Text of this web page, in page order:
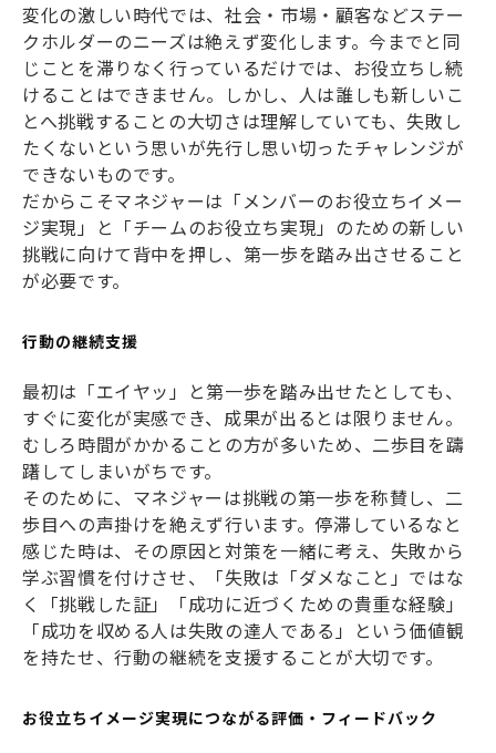
変化の激しい時代では、社会・市場・顧客などステー
クホルダーのニーズは絶えず変化します。今までと同
じことを滞りなく行っているだけでは、お役立ちし続
けることはできません。しかし、人は誰しも新しいこ
とへ挑戦することの大切さは理解していても、失敗し
たくないという思いが先行し思い切ったチャレンジが
できないものです。
だからこそマネジャーは「メンバーのお役立ちイメー
ジ実現」と「チームのお役立ち実現」のための新しい
挑戦に向けて背中を押し、第一歩を踏み出させること
が必要です。
行動の継続支援
最初は「エイヤッ」と第一歩を踏み出せたとしても、
すぐに変化が実感でき、成果が出るとは限りません。
むしろ時間がかかることの方が多いため、二歩目を躊
躇してしまいがちです。
そのために、マネジャーは挑戦の第一歩を称賛し、二
歩目への声掛けを絶えず行います。停滞しているなと
感じた時は、その原因と対策を一緒に考え、失敗から
学ぶ習慣を付けさせ、「失敗は「ダメなこと」ではな
く「挑戦した証」「成功に近づくための貴重な経験」
「成功を収める人は失敗の達人である」という価値観
を持たせ、行動の継続を支援することが大切です。
お役立ちイメージ実現につながる評価・フィードバック